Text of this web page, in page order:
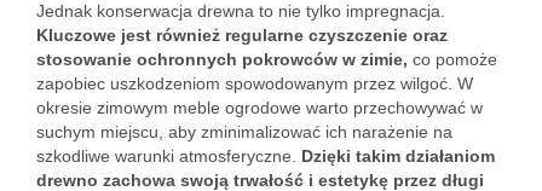
Jednak konserwacja drewna to nie tylko impregnacja.
Kluczowe jest również regularne czyszczenie oraz
stosowanie ochronnych pokrowców w zimie, co pomoże
zapobiec uszkodzeniom spowodowanym przez wilgoć. W
okresie zimowym meble ogrodowe warto przechowywać w
suchym miejscu, aby zminimalizować ich narażenie na
szkodliwe warunki atmosferyczne. Dzięki takim działaniom
drewno zachowa swoją trwałość i estetykę przez długi